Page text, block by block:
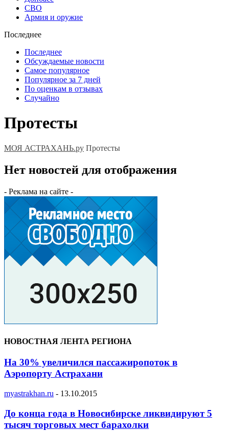
СВО
Армия и оружие
Последнее
Последнее
Обсуждаемые новости
Самое популярное
Популярное за 7 дней
По оценкам в отзывах
Случайно
Протесты
МОЯ АСТРАХАНЬ.ру Протесты
Нет новостей для отображения
- Реклама на сайте -
НОВОСТНАЯ ЛЕНТА РЕГИОНА
На 30% увеличился пассажиропоток в
Аэропорту Астрахани
myastrakhan.ru - 13.10.2015
До конца года в Новосибирске ликвидируют 5
тысяч торговых мест барахолки